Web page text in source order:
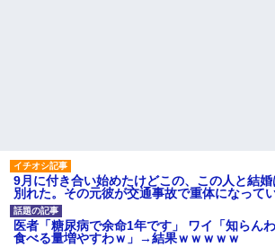
父親がくも膜下出血で突然ﾀﾋ。→母の貯金が
「私を家に置いてほしい、どうか見捨てない
「…」
9月に付き合い始めたけどこの、この人と結
別れた。その元彼が交通事故で重体になって
医者「糖尿病で余命1年です」 ワイ「知らん
食べる量増やすわｗ」→結果ｗｗｗｗｗ